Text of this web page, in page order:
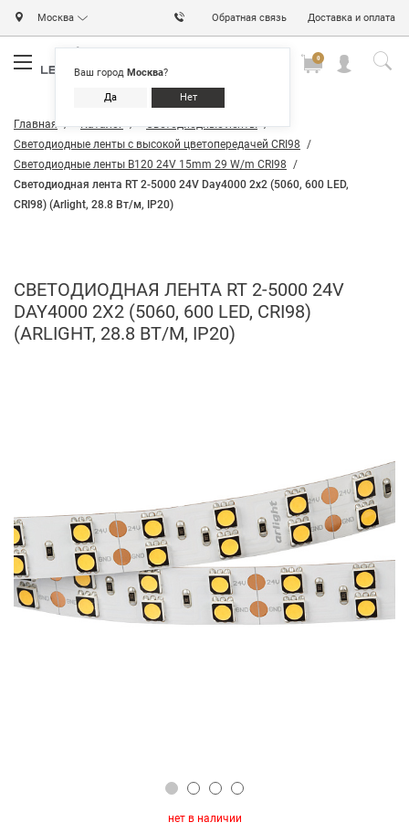
Москва
Ваш город Москва?
Да Нет
Обратная связь Доставка и оплата
0
Главная Каталог
Светодиодные ленты
Светодиодные ленты с высокой цветопередачей CRI98
Светодиодные ленты B120 24V 15mm 29 W/m CRI98
Светодиодная лента RT 2-5000 24V Day4000 2x2 (5060, 600 LED,
CRI98) (Arlight, 28.8 Вт/м, IP20)
СВЕТОДИОДНАЯ ЛЕНТА RT 2-5000 24V
DAY4000 2X2 (5060, 600 LED, CRI98)
(ARLIGHT, 28.8 ВТ/М, IP20)
нет в наличии